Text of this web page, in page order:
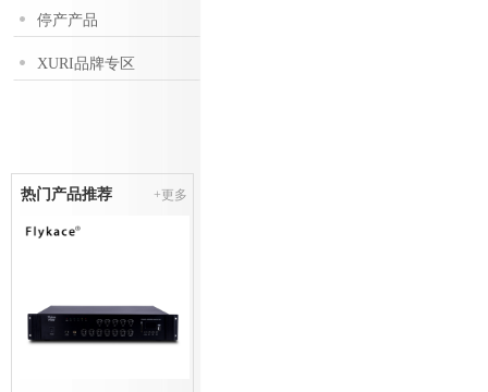
停产产品
XURI品牌专区
热门产品推荐 +更多